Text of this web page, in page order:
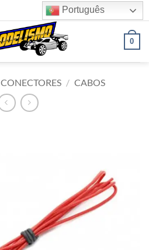
Português
0
CONECTORES / CABOS